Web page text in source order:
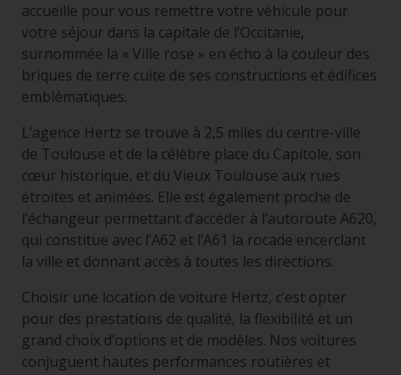
accueille pour vous remettre votre véhicule pour
votre séjour dans la capitale de l’Occitanie,
surnommée la « Ville rose » en écho à la couleur des
briques de terre cuite de ses constructions et édifices
emblématiques.
L’agence Hertz se trouve à 2,5 miles du centre-ville
de Toulouse et de la célèbre place du Capitole, son
cœur historique, et du Vieux Toulouse aux rues
étroites et animées. Elle est également proche de
l’échangeur permettant d’accéder à l’autoroute A620,
qui constitue avec l’A62 et l’A61 la rocade encerclant
la ville et donnant accès à toutes les directions.
Choisir une location de voiture Hertz, c’est opter
pour des prestations de qualité, la flexibilité et un
grand choix d’options et de modèles. Nos voitures
conjuguent hautes performances routières et